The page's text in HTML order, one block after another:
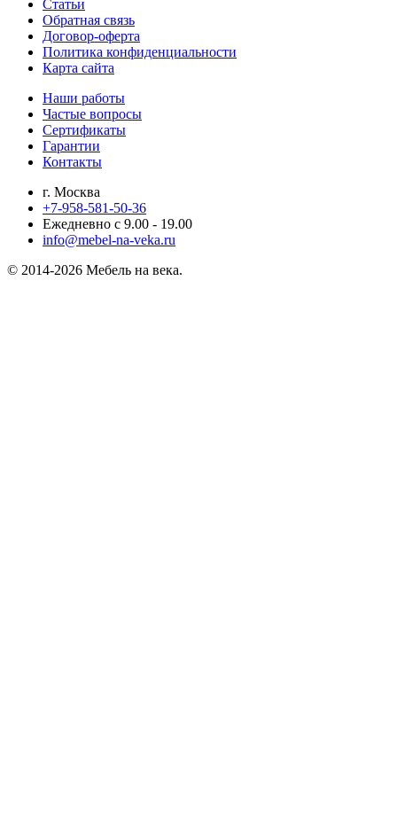
Статьи
Обратная связь
Договор-оферта
Политика конфиденциальности
Карта сайта
Наши работы
Частые вопросы
Сертификаты
Гарантии
Контакты
г. Москва
+7-958-581-50-36
Ежедневно с 9.00 - 19.00
info@mebel-na-veka.ru
© 2014-2026 Мебель на века.